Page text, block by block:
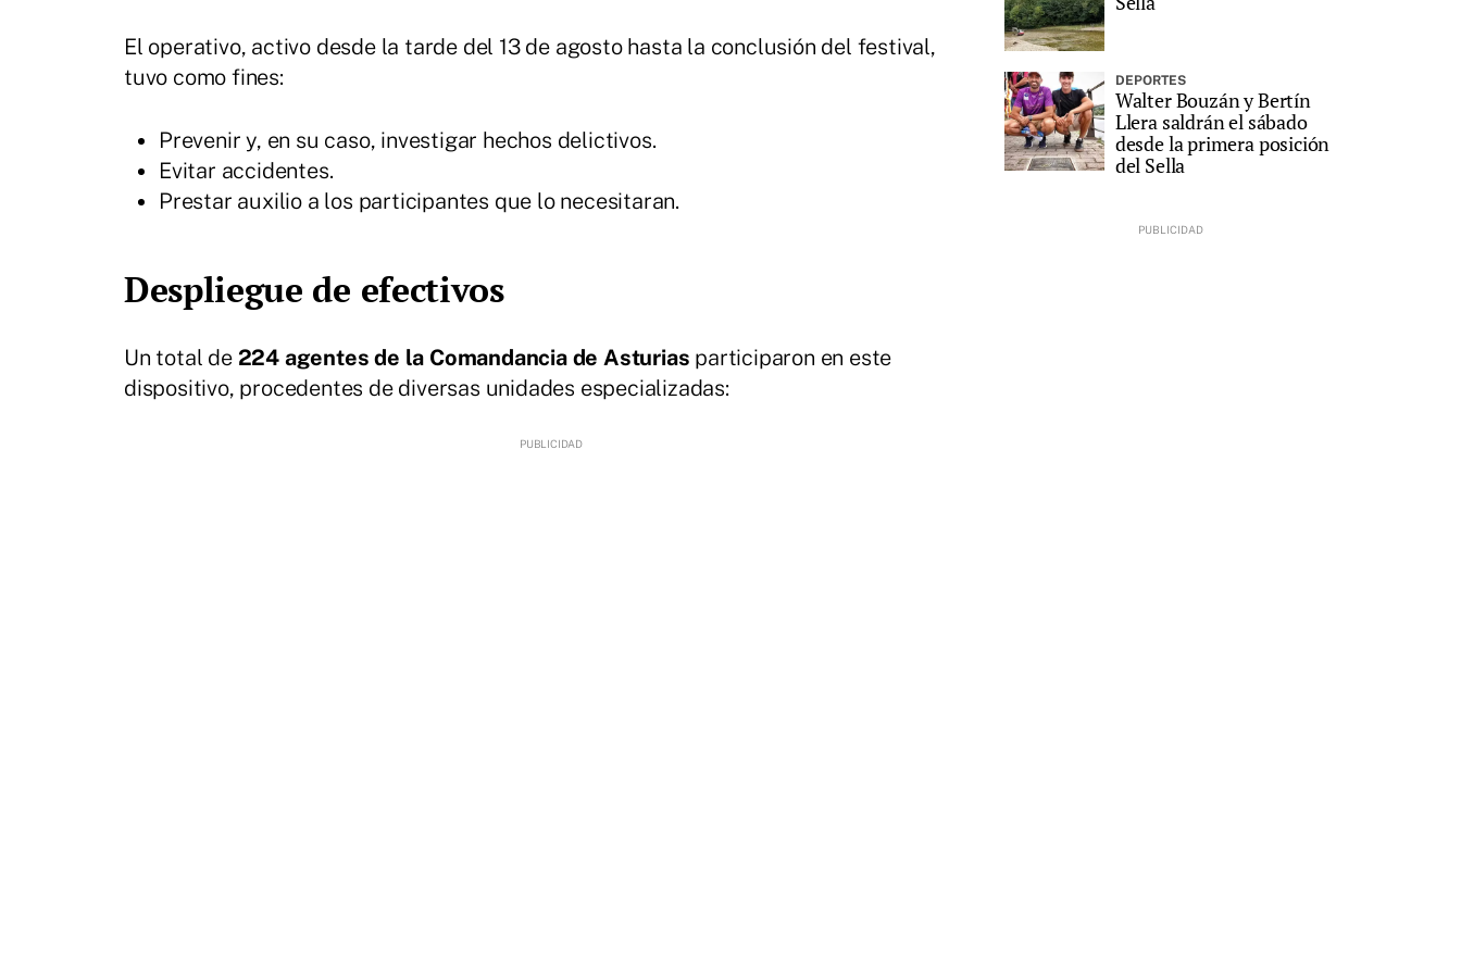
El operativo, activo desde la tarde del 13 de agosto hasta la conclusión del festival,
tuvo como fines:
Prevenir y, en su caso, investigar hechos delictivos.
Evitar accidentes.
Prestar auxilio a los participantes que lo necesitaran.
Despliegue de efectivos
Un total de 224 agentes de la Comandancia de Asturias participaron en este
dispositivo, procedentes de diversas unidades especializadas:
DEPORTES
Walter Bouzán y Bertín
Llera saldrán el sábado
desde la primera posición
del Sella